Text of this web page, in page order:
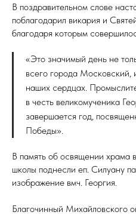
В поздравительном слове
поблагодарил викария и
благодаря которым
«Это значимый день не
всего города Московский,
наших сердцах.
в честь великомученика
завершается год,
Победы».
В память об освящении храма
школы поднесли еп. Силуану
изображение вмч. Георгия.
Благочинный Михайловского